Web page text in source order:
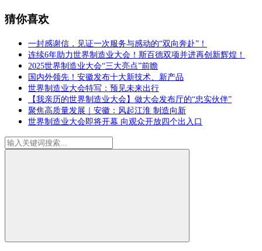
猜你喜欢
一封感谢信，见证一次服务与感动的“双向奔赴”！
连续6年助力世界制造业大会！斯百德双项并进再创新辉煌！
2025世界制造业大会“三大亮点”前瞻
国内外领先！安徽发布十大新技术、新产品
世界制造业大会特写：预见未来出行
【我亲历的世界制造业大会】做大会发布厅的“忠实伙伴”
聚焦高质量发展｜安徽：风起江淮 制造向新
世界制造业大会即将开幕 向观众开放四个出入口